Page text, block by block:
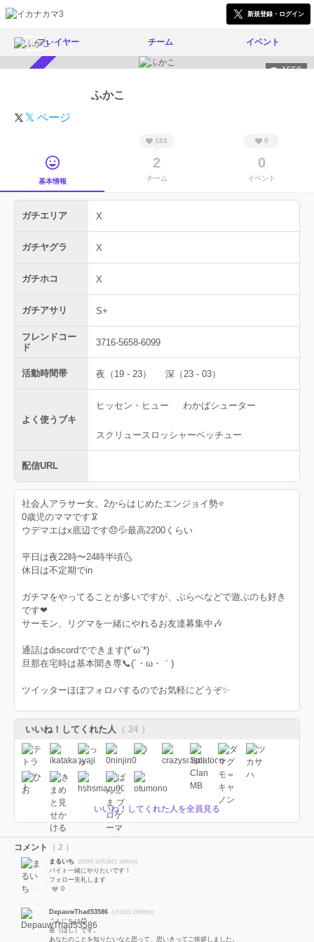
新規登録・ログイン
プレイヤー チーム イベント
1558
ふかこ
𝕏 ページ
基本情報
182
2
チーム
0
0
イベント
ガチエリア X
ガチヤグラ X
ガチホコ X
ガチアサリ S+
フレンドコー
ド
3716-5658-6099
活動時間帯 夜（19 - 23） 深（23 - 03）
よく使うブキ
ヒッセン・ヒュー わかばシューター
スクリュースロッシャーベッチュー
配信URL
社会人アラサー女。2からはじめたエンジョイ勢⭐️
0歳児のママです🦑
ウデマエはx底辺です😞💦最高2200くらい
平日は夜22時〜24時半頃🌜
休日は不定期でin
ガチマをやってることが多いですが、ぷらべなどで遊ぶのも好き
です❤
サーモン、リグマを一緒にやれるお友達募集中🎶
通話はdiscordでできます(*´ω`*)
旦那在宅時は基本聞き専📞(´・ω・｀)
ツイッターほぼフォロバするのでお気軽にどうぞ✨
いいね！してくれた人 （ 24 ）
いいね！してくれた人を全員見る
コメント （ 2 ）
まるいち 2018年10月28日 16時4分
バイト一緒にやりたいです！
フォロー失礼します
0
DepauwThad53586 1月16日 23時56分
こんにちは😊
星（ほし）です。
あなたのことを知りたいなと思って、思いきってご挨拶しました。